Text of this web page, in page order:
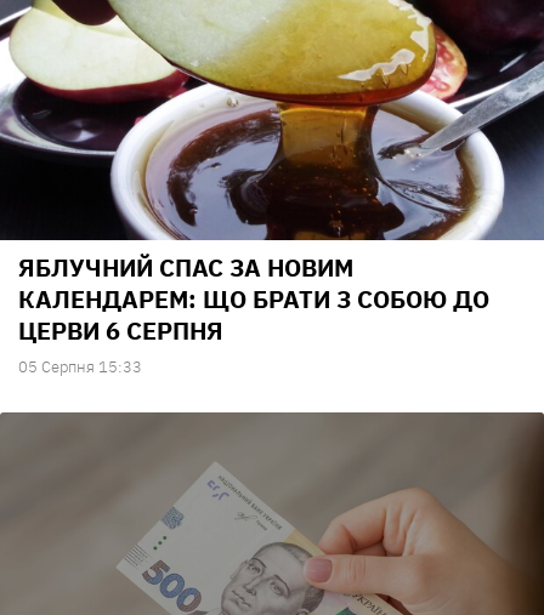
ЯБЛУЧНИЙ СПАС ЗА НОВИМ
КАЛЕНДАРЕМ: ЩО БРАТИ З СОБОЮ ДО
ЦЕРВИ 6 СЕРПНЯ
05 Серпня 15:33